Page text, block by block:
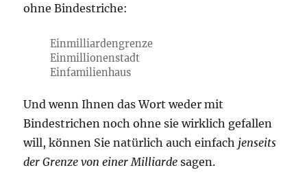
ohne Bindestriche:
Einmilliardengrenze
Einmillionenstadt
Einfamilienhaus
Und wenn Ihnen das Wort weder mit
Bindestrichen noch ohne sie wirklich gefallen
will, können Sie natürlich auch einfach jenseits
der Grenze von einer Milliarde sagen.